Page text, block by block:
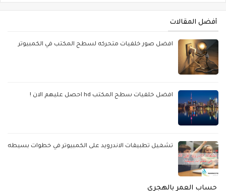
أفضل المقالات
افضل صور خلفيات متحركه لسطح المكتب في الكمبيوتر
افضل خلفيات سطح المكتب hd احصل عليهم الان !
تشغيل تطبيقات الاندرويد على الكمبيوتر في خطوات بسيطه
حساب العمر بالهجري